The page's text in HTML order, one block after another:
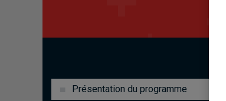
Présentation du programme